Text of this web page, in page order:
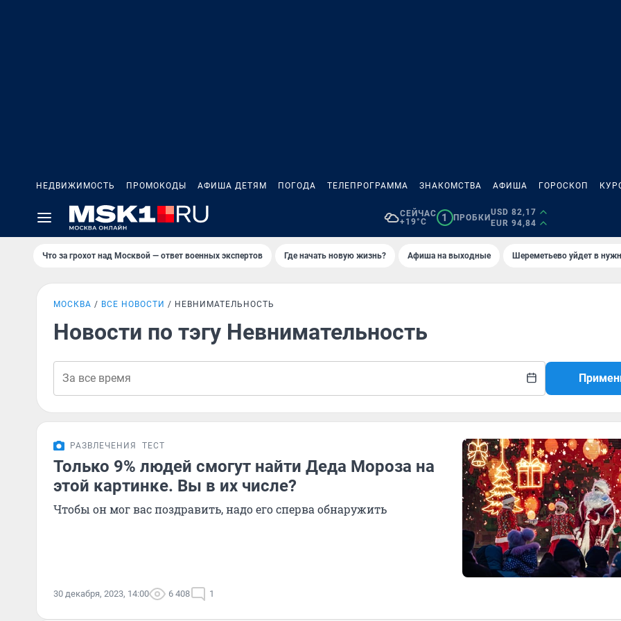
НЕДВИЖИМОСТЬ ПРОМОКОДЫ АФИША ДЕТЯМ ПОГОДА ТЕЛЕПРОГРАММА ЗНАКОМСТВА АФИША ГОРОСКОП
СЕЙЧАС
+19°C
1 ПРОБКИ
USD 82,17
EUR 94,84
Что за грохот над Москвой — ответ военных экспертов Где начать новую жизнь? Афиша на выходные Шереметьево уйдет в
МОСКВА ВСЕ НОВОСТИ НЕВНИМАТЕЛЬНОСТЬ
Новости по тэгу Невнимательность
РАЗВЛЕЧЕНИЯ ТЕСТ
Только 9% людей смогут найти Деда Мороза на
этой картинке. Вы в их числе?
Чтобы он мог вас поздравить, надо его сперва обнаружить
30 декабря, 2023, 14:00 6 408 1